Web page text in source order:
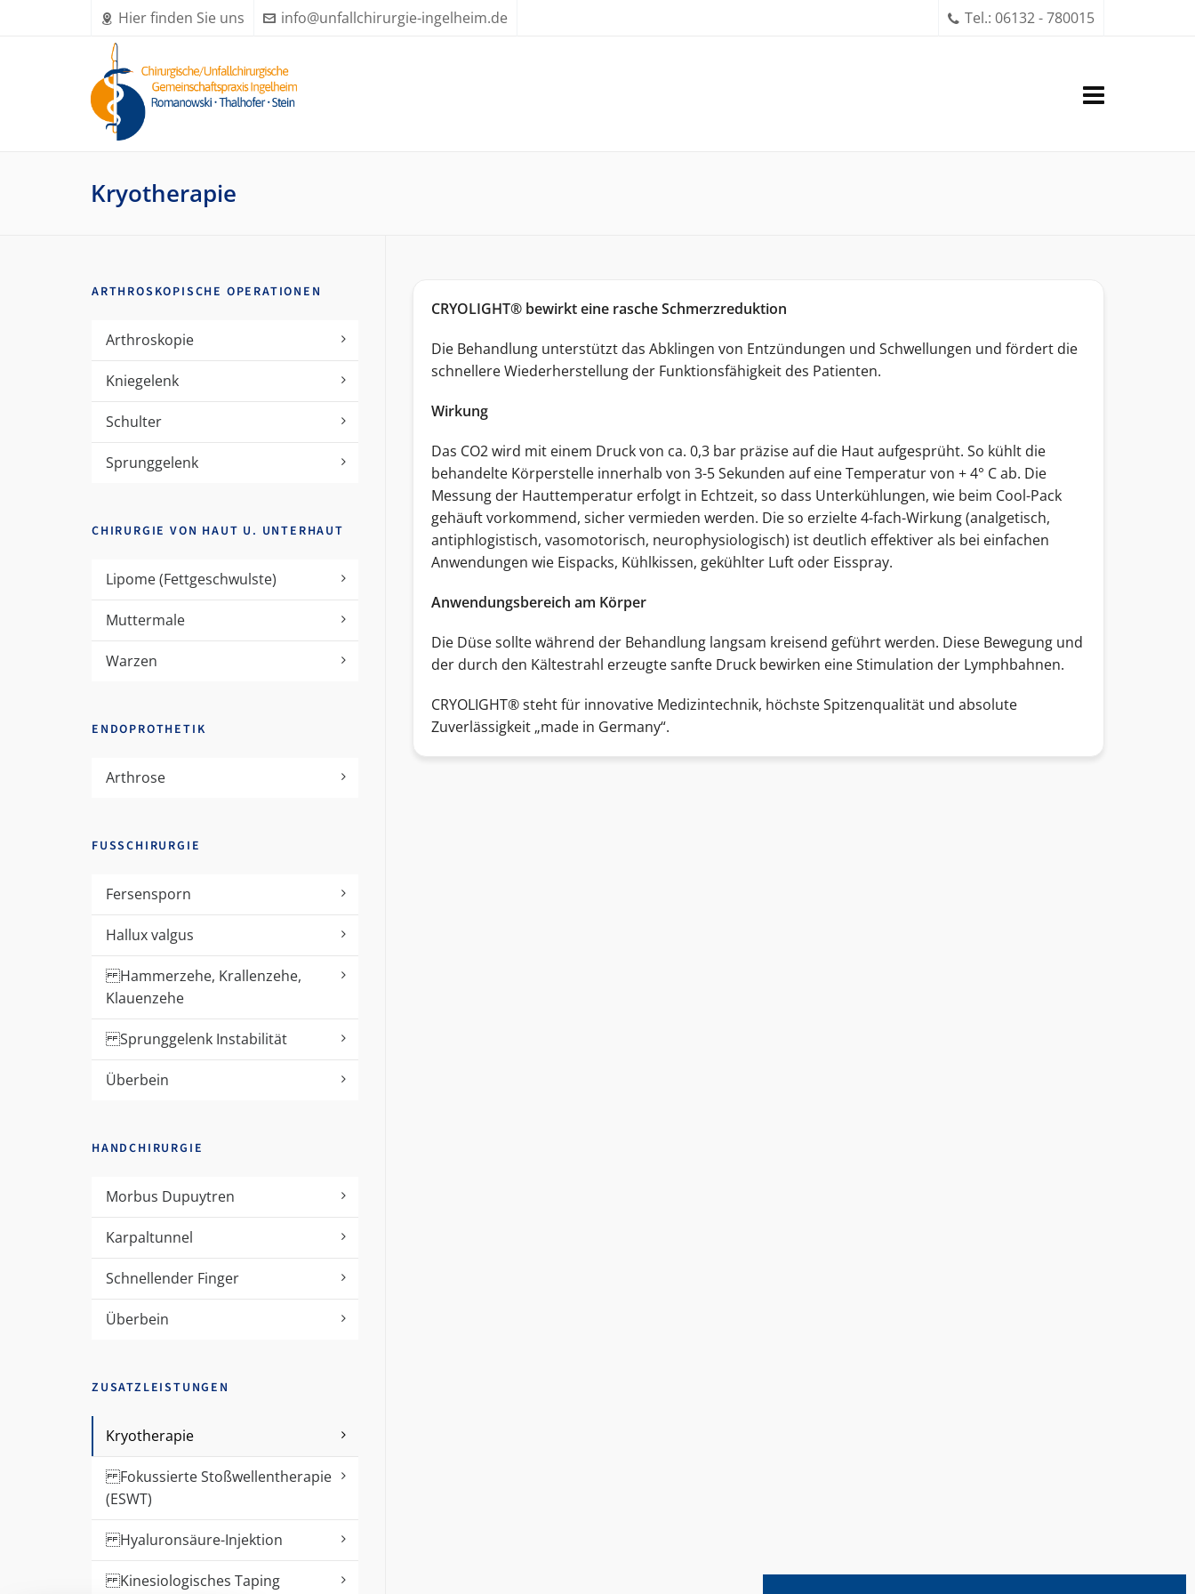
Hier finden Sie uns info@unfallchirurgie-ingelheim.de Tel.: 06132 - 780015
Kryotherapie
CRYOLIGHT® bewirkt eine rasche Schmerzreduktion
Die Behandlung unterstützt das Abklingen von Entzündungen und Schwellungen und fördert die
schnellere Wiederherstellung der Funktionsfähigkeit des Patienten.
Wirkung
Das CO2 wird mit einem Druck von ca. 0,3 bar präzise auf die Haut aufgesprüht. So kühlt die
behandelte Körperstelle innerhalb von 3-5 Sekunden auf eine Temperatur von + 4° C ab. Die
Messung der Hauttemperatur erfolgt in Echtzeit, so dass Unterkühlungen, wie beim Cool-Pack
gehäuft vorkommend, sicher vermieden werden. Die so erzielte 4-fach-Wirkung (analgetisch,
antiphlogistisch, vasomotorisch, neurophysiologisch) ist deutlich effektiver als bei einfachen
Anwendungen wie Eispacks, Kühlkissen, gekühlter Luft oder Eisspray.
Anwendungsbereich am Körper
Die Düse sollte während der Behandlung langsam kreisend geführt werden. Diese Bewegung und
der durch den Kältestrahl erzeugte sanfte Druck bewirken eine Stimulation der Lymphbahnen.
CRYOLIGHT® steht für innovative Medizintechnik, höchste Spitzenqualität und absolute
Zuverlässigkeit „made in Germany“.
ARTHROSKOPISCHE OPERATIONEN
Arthroskopie
Kniegelenk
Schulter
Sprunggelenk
CHIRURGIE VON HAUT U. UNTERHAUT
Lipome (Fettgeschwulste)
Muttermale
Warzen
ENDOPROTHETIK
Arthrose
FUSSCHIRURGIE
Fersensporn
Hallux valgus
Hammerzehe, Krallenzehe,
Klauenzehe
Sprunggelenk Instabilität
Überbein
HANDCHIRURGIE
Morbus Dupuytren
Karpaltunnel
Schnellender Finger
Überbein
ZUSATZLEISTUNGEN
Kryotherapie
Fokussierte Stoßwellentherapie
(ESWT)
Hyaluronsäure-Injektion
Kinesiologisches Taping